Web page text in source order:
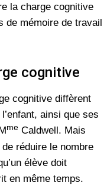
la charge cognitive
de mémoire de travail
cognitive
cognitive diffèrent
ainsi que ses
me Caldwell. Mais
réduire le nombre
élève doit
en même temps.